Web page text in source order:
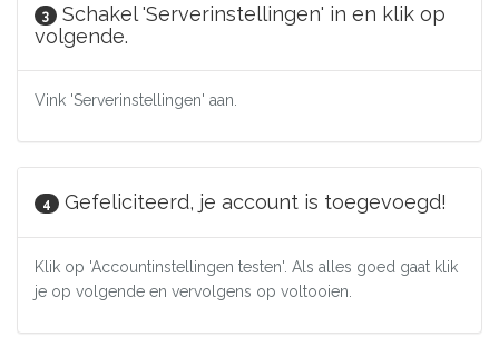
3
Schakel 'Serverinstellingen' in en klik op
volgende.
Vink 'Serverinstellingen' aan.
4 Gefeliciteerd, je account is toegevoegd!
Klik op 'Accountinstellingen testen'. Als alles goed gaat klik
je op volgende en vervolgens op voltooien.